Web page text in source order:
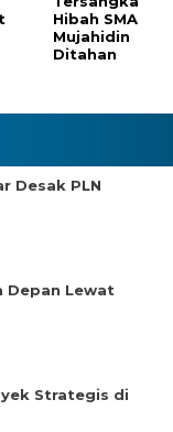
Hibah SMA
Mujahidin
Ditahan
Desak PLN
Depan Lewat
Strategis di